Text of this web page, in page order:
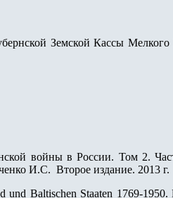
Земской Кассы
войны в России. Том 2.
И.С. Второе издание. 2013 г.
Baltischen Staaten 1769-